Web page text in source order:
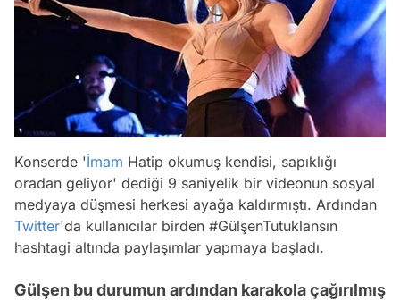
Konserde 'İmam Hatip okumuş kendisi, sapıklığı
oradan geliyor' dediği 9 saniyelik bir videonun sosyal
medyaya düşmesi herkesi ayağa kaldırmıştı. Ardından
Twitter'da kullanıcılar birden #GülşenTutuklansın
hashtagi altında paylaşımlar yapmaya başladı.
Gülşen bu durumun ardından karakola çağırılmış